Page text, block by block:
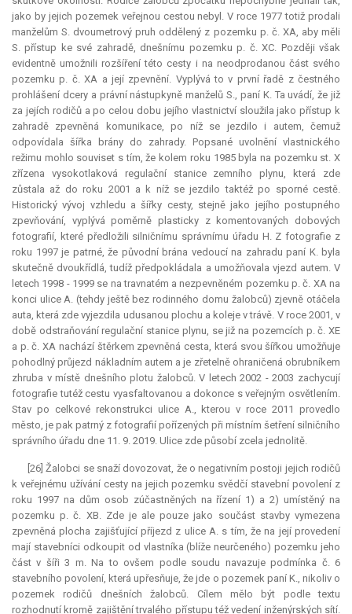
jako by jejich pozemek veřejnou cestou nebyl. V roce 1977 totiž prodali
manželům S. dvoumetrový pruh oddělený z pozemku p. č. XA, aby měli
S. přístup ke své zahradě, dnešnímu pozemku p. č. XC. Později však
evidentně umožnili rozšíření této cesty i na neodprodanou část svého
pozemku p. č. XA a její zpevnění. Vyplývá to v první řadě z čestného
prohlášení dcery a právní nástupkyně manželů S., paní K. Ta uvádí, že již
za jejích rodičů a po celou dobu jejího vlastnictví sloužila jako přístup k
zahradě zpevněná komunikace, po níž se jezdilo i autem, čemuž
odpovídala šířka brány do zahrady. Popsané uvolnění vlastnického
režimu mohlo souviset s tím, že kolem roku 1985 byla na pozemku st. X
zřízena vysokotlaková regulační stanice zemního plynu, která zde
zůstala až do roku 2001 a k níž se jezdilo taktéž po sporné cestě.
Historický vývoj vzhledu a šířky cesty, stejně jako jejího postupného
zpevňování, vyplývá poměrně plasticky z komentovaných dobových
fotografií, které předložili silničnímu správnímu úřadu H. Z fotografie z
roku 1997 je patrné, že původní brána vedoucí na zahradu paní K. byla
skutečně dvoukřídlá, tudíž předpokládala a umožňovala vjezd autem. V
letech 1998 - 1999 se na travnatém a nezpevněném pozemku p. č. XA na
konci ulice A. (tehdy ještě bez rodinného domu žalobců) zjevně otáčela
auta, která zde vyjezdila udusanou plochu a koleje v trávě. V roce 2001, v
době odstraňování regulační stanice plynu, se již na pozemcích p. č. XE
a p. č. XA nachází štěrkem zpevněná cesta, která svou šířkou umožňuje
pohodlný průjezd nákladním autem a je zřetelně ohraničená obrubníkem
zhruba v místě dnešního plotu žalobců. V letech 2002 - 2003 zachycují
fotografie tutéž cestu vyasfaltovanou a dokonce s veřejným osvětlením.
Stav po celkové rekonstrukci ulice A., kterou v roce 2011 provedlo
město, je pak patrný z fotografií pořízených při místním šetření silničního
správního úřadu dne 11. 9. 2019. Ulice zde působí zcela jednolitě.
[26] Žalobci se snaží dovozovat, že o negativním postoji jejich rodičů
k veřejnému užívání cesty na jejich pozemku svědčí stavební povolení z
roku 1997 na dům osob zúčastněných na řízení 1) a 2) umístěný na
pozemku p. č. XB. Zde je ale pouze jako součást stavby vymezena
zpevněná plocha zajišťující příjezd z ulice A. s tím, že na její provedení
mají stavebníci odkoupit od vlastníka (blíže neurčeného) pozemku jeho
část v šíři 3 m. Na to ovšem podle soudu navazuje podmínka č. 6
stavebního povolení, která upřesňuje, že jde o pozemek paní K., nikoliv o
pozemek rodičů dnešních žalobců. Cílem mělo být podle textu
rozhodnutí kromě zajištění trvalého přístupu též vedení inženýrských sítí.